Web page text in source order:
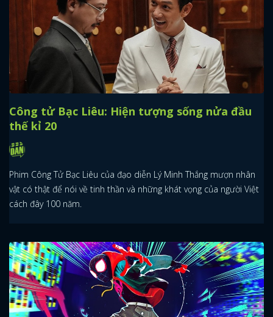
Công tử Bạc Liêu: Hiện tượng sống nửa đầu
thế kỉ 20
Phim Công Tử Bạc Liêu của đạo diễn Lý Minh Thắng mượn nhân
vật có thật để nói về tinh thần và những khát vọng của người Việt
cách đây 100 năm.